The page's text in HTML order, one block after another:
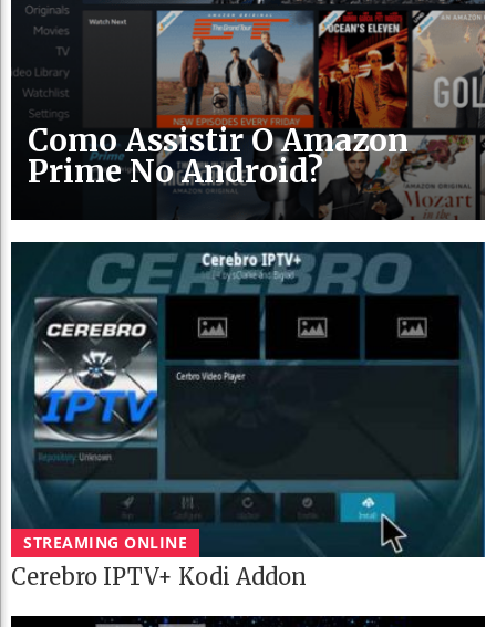
Como Assistir O Amazon
Prime No Android?
STREAMING ONLINE
Cerebro IPTV+ Kodi Addon